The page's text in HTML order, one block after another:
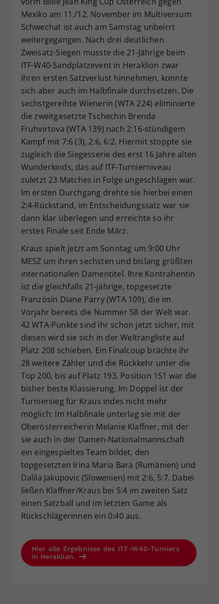
Mexiko am 11./12. November im Multiversum
Schwechat ist auch am Samstag unbeirrt
weitergegangen. Nach drei deutlichen
Zweisatz-Siegen musste die 21-Jährige beim
ITF-W40-Sandplatzevent in Heraklion zwar
ihren ersten Satzverlust hinnehmen, konnte
sich aber auch im Halbfinale durchsetzen. Die
sechstgereihte Wienerin (WTA 224) eliminierte
die zweitgesetzte Tschechin Brenda
Fruhvirtova (WTA 139) nach 2:16-stündigem
Kampf mit 7:6 (3), 2:6, 6:2. Hiermit stoppte sie
zugleich die Siegesserie des erst 16 Jahre alten
Wunderkinds, das auf ITF-Turnierniveau
zuletzt 23 Matches in Folge ungeschlagen war.
Im ersten Durchgang drehte sie hierbei einen
2:4-Rückstand, im Entscheidungssatz war sie
dann klar überlegen und erreichte so ihr
erstes Finale seit Ende März.
Kraus spielt jetzt am Sonntag um 9:00 Uhr
MESZ um ihren sechsten und bislang größten
internationalen Damentitel. Ihre Kontrahentin
ist die gleichfalls 21-jährige, topgesetzte
Französin Diane Parry (WTA 109), die im
Vorjahr bereits die Nummer 58 der Welt war.
42 WTA-Punkte sind ihr schon jetzt sicher, mit
diesen wird sie sich in der Weltrangliste auf
Platz 208 schieben. Ein Finalcoup brächte ihr
28 weitere Zähler und die Rückkehr unter die
Top 200, bis auf Platz 193. Position 151 war die
bisher beste Klassierung. Im Doppel ist der
Turniersieg für Kraus indes nicht mehr
möglich: Im Halbfinale unterlag sie mit der
Oberösterreicherin Melanie Klaffner, mit der
sie auch in der Damen-Nationalmannschaft
ein eingespieltes Team bildet, den
topgesetzten Irina Maria Bara (Rumänien) und
Dalila Jakupovic (Slowenien) mit 2:6, 5:7. Dabei
ließen Klaffner/Kraus bei 5:4 im zweiten Satz
einen Satzball und im letzten Game als
Rückschlägerinnen ein 0:40 aus.
Hier alle Ergebnisse des ITF-W40-Turniers
in Heraklion.
Zweck
Dieser Wert speichert Ihre Consent-
Einstellungen. Unter anderem eine
zufällig generierte ID, für die
historische Speicherung Ihrer
vorgenommen Einstellungen, falls der
Webseiten-Betreiber dies eingestellt
hat.